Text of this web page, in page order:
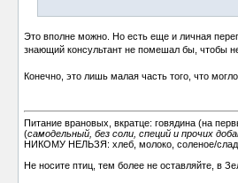
Это вполне можно. Но есть еще и личная
знающий консультант не помешал бы, чтобы
Конечно, это лишь малая часть того, что
Питание врановых, вкратце: говядина (на
(самодельный, без соли, специй и прочих
НИКОМУ НЕЛЬЗЯ: хлеб, молоко, соленое/
Не носите птиц, тем более не оставляйте, в